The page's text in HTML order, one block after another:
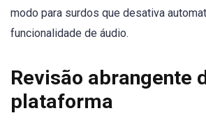
modo para surdos que desativa
funcionalidade de áudio.
Revisão abrangente
plataforma